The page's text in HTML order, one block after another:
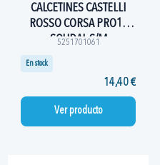
CALCETINES CASTELLI
ROSSO CORSA PRO18
SOUDAL S/M
5251701061
En stock
14,40 €
Ver producto